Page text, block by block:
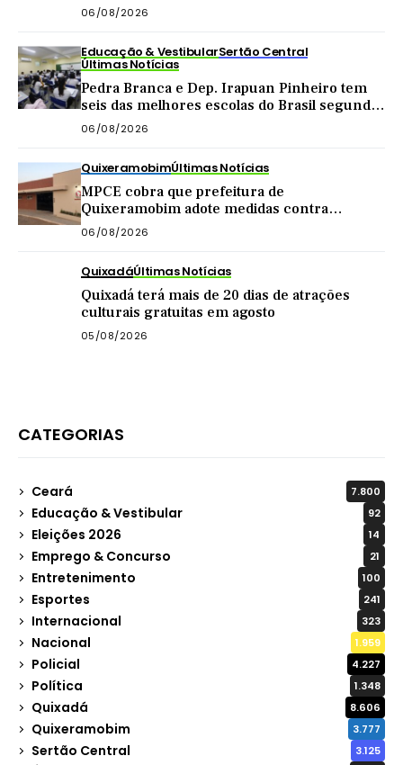
06/08/2026
Educação & VestibularSertão Central
Últimas Notícias
Pedra Branca e Dep. Irapuan Pinheiro tem
seis das melhores escolas do Brasil segundo
MEC
06/08/2026
QuixeramobimÚltimas Notícias
MPCE cobra que prefeitura de
Quixeramobim adote medidas contra
poluição sonora em casa de forró
06/08/2026
QuixadáÚltimas Notícias
Quixadá terá mais de 20 dias de atrações
culturais gratuitas em agosto
05/08/2026
CATEGORIAS
Ceará 7.800
Educação & Vestibular 92
Eleições 2026 14
Emprego & Concurso 21
Entretenimento 100
Esportes 241
Internacional 323
Nacional 1.959
Policial 4.227
Política 1.348
Quixadá 8.606
Quixeramobim 3.777
Sertão Central 3.125